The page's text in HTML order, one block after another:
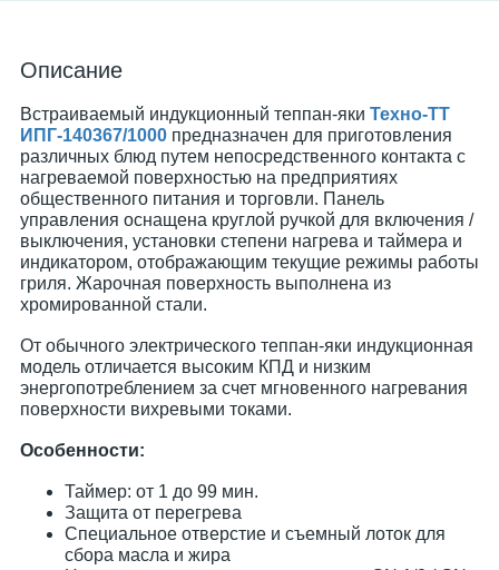
Описание
Встраиваемый индукционный теппан-яки Техно-ТТ
ИПГ-140367/1000 предназначен для приготовления
различных блюд путем непосредственного контакта с
нагреваемой поверхностью на предприятиях
общественного питания и торговли. Панель
управления оснащена круглой ручкой для включения /
выключения, установки степени нагрева и таймера и
индикатором, отображающим текущие режимы работы
гриля. Жарочная поверхность выполнена из
хромированной стали.
От обычного электрического теппан-яки индукционная
модель отличается высоким КПД и низким
энергопотреблением за счет мгновенного нагревания
поверхности вихревыми токами.
Особенности:
Таймер: от 1 до 99 мин.
Защита от перегрева
Специальное отверстие и съемный лоток для
сбора масла и жира